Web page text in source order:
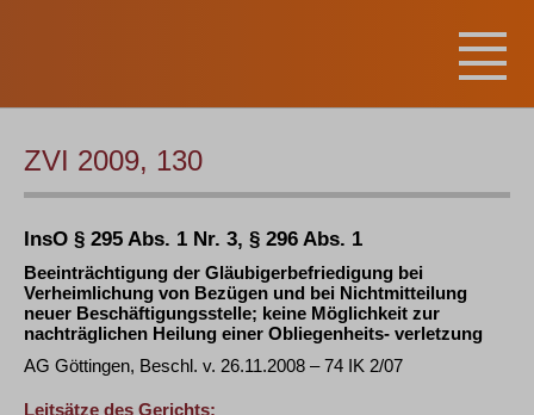
ZVI 2009, 130
InsO § 295 Abs. 1 Nr. 3, § 296 Abs. 1
Beeinträchtigung der Gläubigerbefriedigung bei
Verheimlichung von Bezügen und bei Nichtmitteilung
neuer Beschäftigungsstelle; keine Möglichkeit zur
nachträglichen Heilung einer Obliegenheits- verletzung
AG Göttingen, Beschl. v. 26.11.2008 – 74 IK 2/07
Leitsätze des Gerichts: